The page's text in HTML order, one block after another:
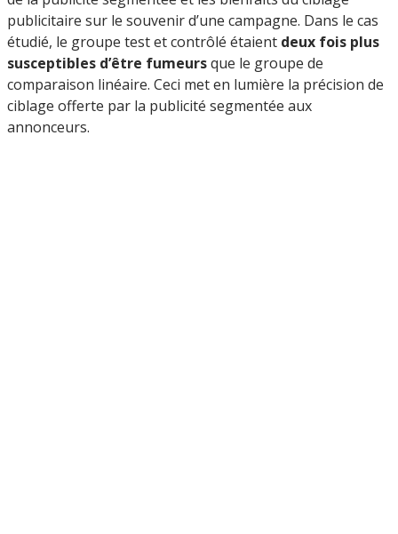
publicitaire sur le souvenir d’une campagne. Dans le cas
étudié, le groupe test et contrôlé étaient deux fois plus
susceptibles d’être fumeursque le groupe de
comparaison linéaire. Ceci met en lumière la précision de
ciblage offerte par la publicité segmentée aux
annonceurs.